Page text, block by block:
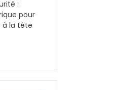
:
pour
à la tête